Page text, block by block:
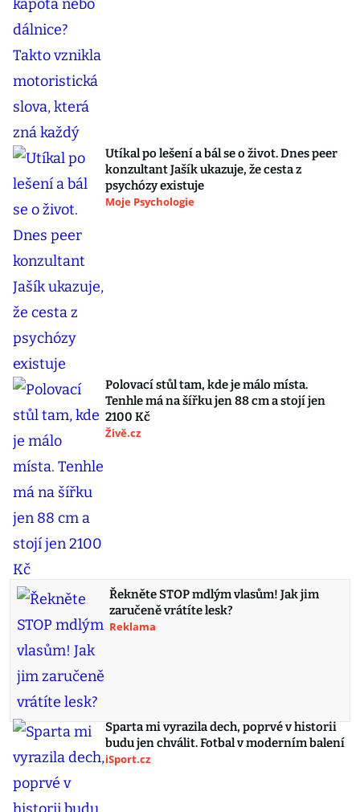
Utíkal po lešení a bál se o život. Dnes peer
konzultant Jašík ukazuje, že cesta z
psychózy existuje
Moje Psychologie
Polovací stůl tam, kde je málo místa.
Tenhle má na šířku jen 88 cm a stojí jen
2100 Kč
Živě.cz
Řekněte STOP mdlým vlasům! Jak jim
zaručeně vrátíte lesk?
Reklama
Sparta mi vyrazila dech, poprvé v historii
budu jen chválit. Fotbal v moderním balení
iSport.cz